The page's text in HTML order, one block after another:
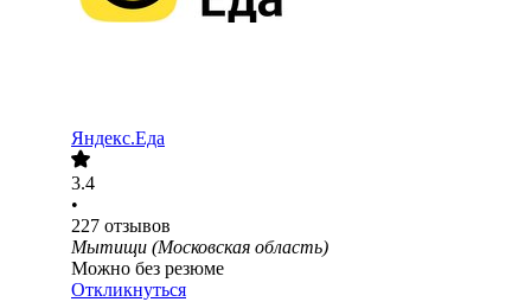
Яндекс.Еда
3.4
•
227 отзывов
Мытищи (Московская область)
Можно без резюме
Откликнуться